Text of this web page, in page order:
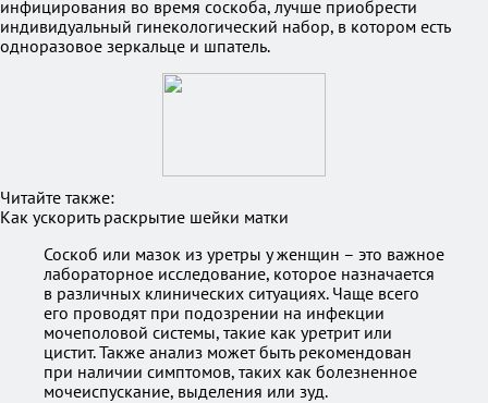
инфицирования во время соскоба, лучше приобрести
индивидуальный гинекологический набор, в котором есть
одноразовое зеркальце и шпатель.
Читайте также:
Как ускорить раскрытие шейки матки
Соскоб или мазок из уретры у женщин – это важное
лабораторное исследование, которое назначается
в различных клинических ситуациях. Чаще всего
его проводят при подозрении на инфекции
мочеполовой системы, такие как уретрит или
цистит. Также анализ может быть рекомендован
при наличии симптомов, таких как болезненное
мочеиспускание, выделения или зуд.